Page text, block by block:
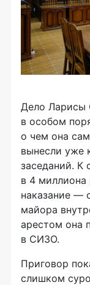
Дело Ларисы
в особом
о чем она
вынесли уже
заседаний. К
в 4 миллиона
наказание —
майора
арестом она
в СИЗО.
Приговор
слишком